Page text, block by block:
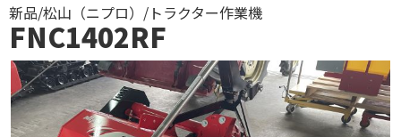
新品/松山（ニプロ）/トラクター作業機
FNC1402RF